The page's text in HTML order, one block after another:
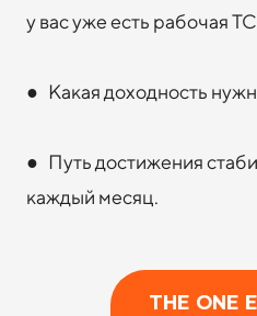
у вас уже есть рабочая
● Какая доходность
● Путь достижения
каждый месяц.
THE ONE